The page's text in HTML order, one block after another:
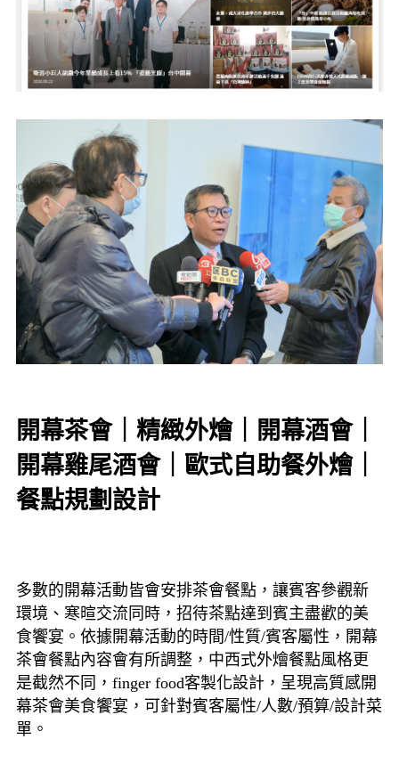
開幕茶會｜精緻外燴｜開幕酒會｜
開幕雞尾酒會｜歐式自助餐外燴｜
餐點規劃設計
多數的開幕活動皆會安排茶會餐點，讓賓客參觀新
環境、寒暄交流同時，招待茶點達到賓主盡歡的美
食饗宴。依據開幕活動的時間/性質/賓客屬性，開幕
茶會餐點內容會有所調整，中西式外燴餐點風格更
是截然不同，finger food客製化設計，呈現高質感開
幕茶會美食饗宴，可針對賓客屬性/人數/預算/設計菜
單。